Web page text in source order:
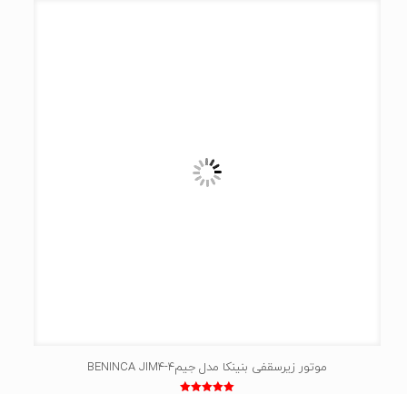
موتور زیرسقفی بنینکا مدل جیم4-BENINCA JIM4